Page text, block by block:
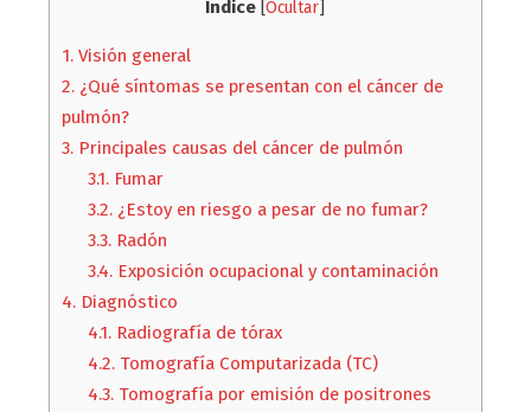
Índice [Ocultar]
1.Visión general
2.¿Qué síntomas se presentan con el cáncer de
pulmón?
3.Principales causas del cáncer de pulmón
3.1. Fumar
3.2. ¿Estoy en riesgo a pesar de no fumar?
3.3. Radón
3.4. Exposición ocupacional y contaminación
4.Diagnóstico
4.1. Radiografía de tórax
4.2. Tomografía Computarizada (TC)
4.3. Tomografía por emisión de positrones